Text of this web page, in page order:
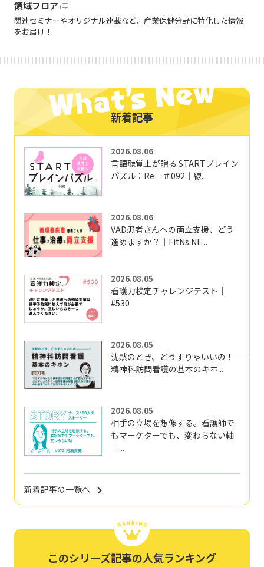
領域フロア
関連セミナーやオリジナル連載など、産業保健分野に特化した情報
をお届け！
新着記事
2026.08.06
言語聴覚士が贈る STARTブレイン
パズル：Re｜＃092｜線...
2026.08.06
VAD患者さんへの両立支援、どう
進めますか？｜FitNs.NE...
2026.08.05
看護力検定チャレンジテスト｜
#530
2026.08.05
沈黙のとき、どうすりゃいいの―――！
精神科訪問看護の基本のキホ...
2026.08.05
相手の立場を想像する。看護師で
もマーケターでも、変わらない軸
｜...
新着記事の一覧へ
このシリーズ記事の人気ランキング